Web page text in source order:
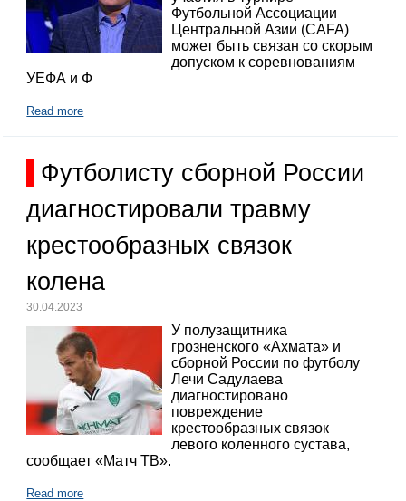
Футбольной Ассоциации
Центральной Азии (CAFA)
может быть связан со скорым
допуском к соревнованиям
УЕФА и Ф
Read more
Футболисту сборной России
диагностировали травму
крестообразных связок
колена
30.04.2023
У полузащитника
грозненского «Ахмата» и
сборной России по футболу
Лечи Садулаева
диагностировано
повреждение
крестообразных связок
левого коленного сустава,
сообщает «Матч ТВ».
Read more